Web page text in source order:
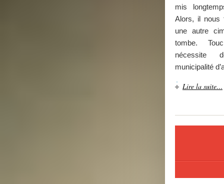
mis
Alors, il nous
une autre
tombe.
nécessite
municipalité
Lire la suite…